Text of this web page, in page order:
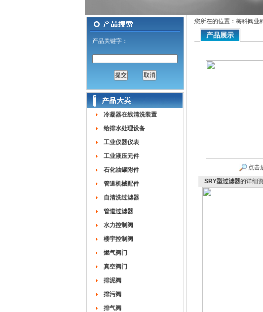
产品关键字：
冷凝器在线清洗装置
给排水处理设备
工业仪器仪表
工业液压元件
石化油罐附件
管道机械配件
自清洗过滤器
管道过滤器
水力控制阀
楼宇控制阀
燃气阀门
真空阀门
排泥阀
排污阀
排气阀
您所在的位置：梅科阀业
产品展示
点击
SRY型过滤器的详细